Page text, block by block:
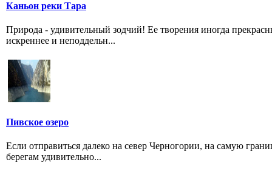
Каньон реки Тара
Природа - удивительный зодчий! Ее творения иногда
искреннее и неподдельн...
Пивское озеро
Если отправиться далеко на север Черногории, на самую
берегам удивительно...